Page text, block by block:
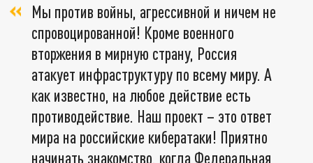
Мы против войны, агрессивной и ничем не
спровоцированной! Кроме военного
вторжения в мирную страну, Россия
атакует инфраструктуру по всему миру. А
как известно, на любое действие есть
противодействие. Наш проект – это ответ
мира на российские кибератаки! Приятно
начинать знакомство, когда Федеральная